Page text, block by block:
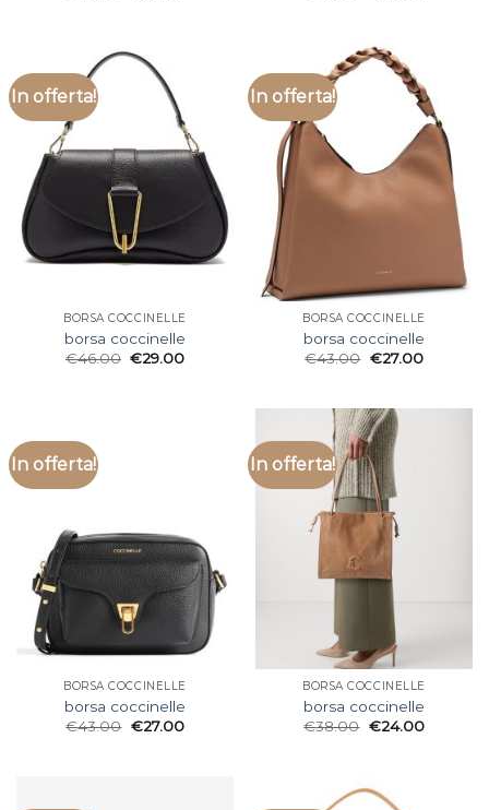
In offerta!
BORSA COCCINELLE
borsa coccinelle
€46.00 €29.00
In offerta!
BORSA COCCINELLE
borsa coccinelle
€43.00 €27.00
In offerta!
BORSA COCCINELLE
borsa coccinelle
€43.00 €27.00
In offerta!
BORSA COCCINELLE
borsa coccinelle
€38.00 €24.00